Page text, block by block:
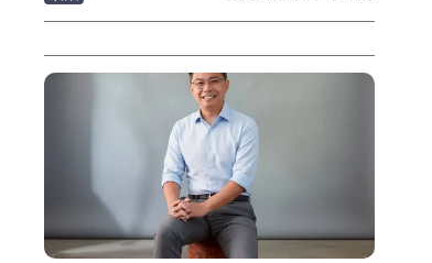
提名人胡博硯、黃文玲、陳宗義，行政院
人名單，並批評在野黨無誠信。對此，民
眾黨總召陳清龍指出，被提名人未獲同意
就應該「另提他人」，不知道卓榮泰是在
羞辱國會還是自己，「請問行政院的幕僚
沒提醒院長嗎？還是法律在卓大院長眼中
是想遵守就遵守？」